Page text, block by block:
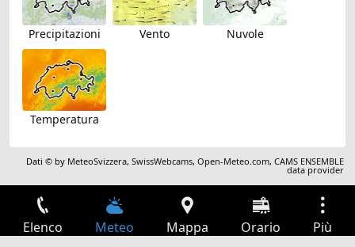
Precipitazioni Vento Nuvole
Temperatura
Dati © by MeteoSvizzera,SwissWebcams,Open-Meteo.com,CAMS ENSEMBLE
data provider
Elenco Meteo Mappa Orario Più